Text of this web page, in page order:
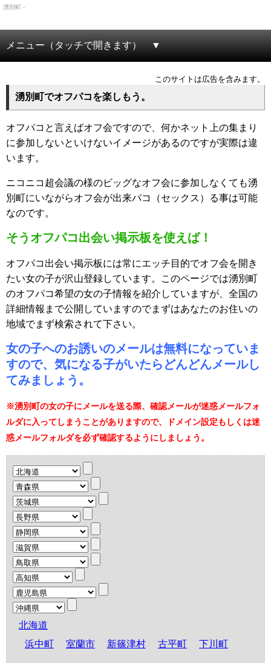
湧別町 -
メニュー（タッチで開きます）
このサイトは広告を含みます。
湧別町でオフパコを楽しもう。
オフパコと言えばオフ会ですので、何かネット上の集まり
に参加しないといけないイメージがあるのですが実際は違
います。
ニコニコ超会議の様のビッグなオフ会に参加しなくても湧
別町にいながらオフ会が出来パコ（セックス）る事は可能
なのです。
そうオフパコ出会い掲示板を使えば！
オフパコ出会い掲示板には常にエッチ目的でオフ会を開き
たい女の子が沢山登録しています。このページでは湧別町
のオフパコ希望の女の子情報を紹介していますが、全国の
詳細情報まで公開していますのでまずはあなたのお住いの
地域でまず検索されて下さい。
女の子へのお誘いのメールは無料になっていま
すので、気になる子がいたらどんどんメールし
てみましょう。
※湧別町の女の子にメールを送る際、確認メールが迷惑メールフォ
ルダに入ってしまうことがありますので、ドメイン設定もしくは迷
惑メールフォルダを必ず確認するようにしましょう。
北海道
浜中町
室蘭市 新篠津村 古平町 下川町